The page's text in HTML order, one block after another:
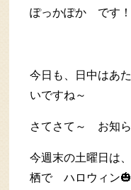
ぽっかぽか です
今日も、日中はあ
いですね～
さてさて～ お知ら
今週末の土曜日は
栖で ハロウィン🎃